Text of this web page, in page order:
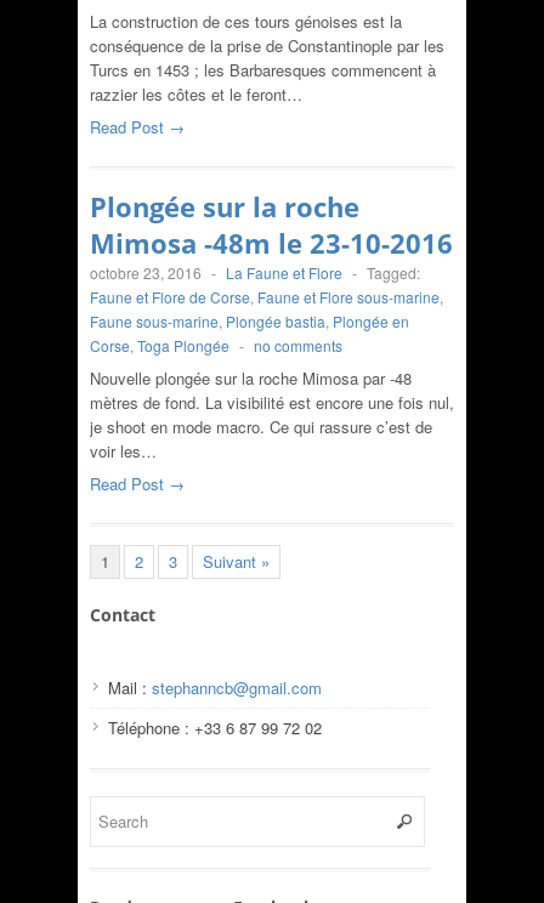
La construction de ces tours génoises est la
conséquence de la prise de Constantinople par les
Turcs en 1453 ; les Barbaresques commencent à
razzier les côtes et le feront…
Read Post →
Plongée sur la roche
Mimosa -48m le 23-10-2016
octobre 23, 2016 - La Faune et Flore - Tagged:
Faune et Flore de Corse, Faune et Flore sous-marine,
Faune sous-marine, Plongée bastia, Plongée en
Corse, Toga Plongée - no comments
Nouvelle plongée sur la roche Mimosa par -48
mètres de fond. La visibilité est encore une fois nul,
je shoot en mode macro. Ce qui rassure c’est de
voir les…
Read Post →
1 2 3 Suivant »
Contact
Mail : stephanncb@gmail.com
Téléphone : +33 6 87 99 72 02